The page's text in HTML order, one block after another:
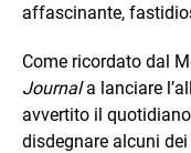
affascinante,
Come ricordato dal
Journala lanciare
avvertito il
disdegnare alcuni